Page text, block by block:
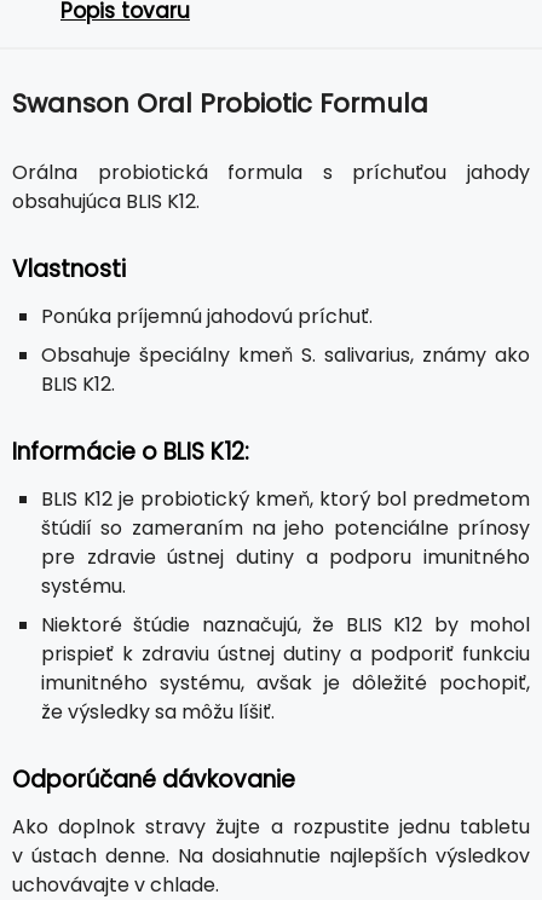
Popis tovaru
Swanson Oral Probiotic Formula
Orálna probiotická formula s príchuťou jahody
obsahujúca BLIS K12.
Vlastnosti
Ponúka príjemnú jahodovú príchuť.
Obsahuje špeciálny kmeň S. salivarius, známy ako
BLIS K12.
Informácie o BLIS K12:
BLIS K12 je probiotický kmeň, ktorý bol predmetom
štúdií so zameraním na jeho potenciálne prínosy
pre zdravie ústnej dutiny a podporu imunitného
systému.
Niektoré štúdie naznačujú, že BLIS K12 by mohol
prispieť k zdraviu ústnej dutiny a podporiť funkciu
imunitného systému, avšak je dôležité pochopiť,
že výsledky sa môžu líšiť.
Odporúčané dávkovanie
Ako doplnok stravy žujte a rozpustite jednu tabletu
v ústach denne. Na dosiahnutie najlepších výsledkov
uchovávajte v chlade.